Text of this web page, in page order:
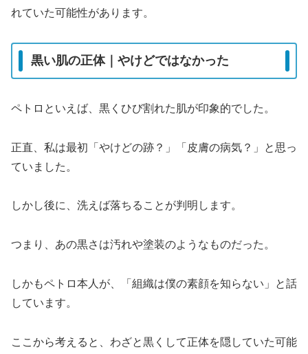
れていた可能性があります。
黒い肌の正体｜やけどではなかった
ペトロといえば、黒くひび割れた肌が印象的でした。
正直、私は最初「やけどの跡？」「皮膚の病気？」と思っ
ていました。
しかし後に、洗えば落ちることが判明します。
つまり、あの黒さは汚れや塗装のようなものだった。
しかもペトロ本人が、「組織は僕の素顔を知らない」と話
しています。
ここから考えると、わざと黒くして正体を隠していた可能